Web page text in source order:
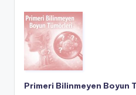
Primeri Bilinmeyen Boyun